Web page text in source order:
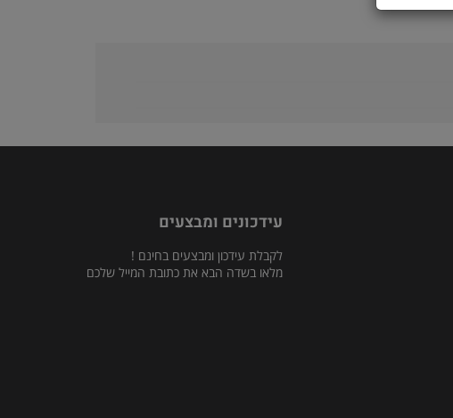
עידכונים ומבצעים
לקבלת עידכון ומבצעים בחינם !
מלאו בשדה הבא את כתובת המייל שלכם